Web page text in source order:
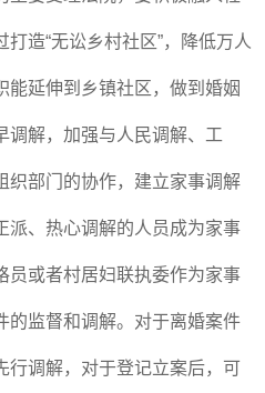
造“无讼乡村社区”，降低万人
能延伸到乡镇社区，做到婚姻
调解，加强与人民调解、工
织部门的协作，建立家事调解
派、热心调解的人员成为家事
员或者村居妇联执委作为家事
的监督和调解。对于离婚案件
行调解，对于登记立案后，可